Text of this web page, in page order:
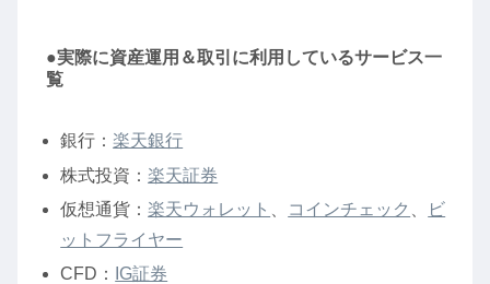
●実際に資産運用＆取引に利用しているサービス一
覧
銀行：楽天銀行
株式投資：楽天証券
仮想通貨：楽天ウォレット コインチェック
ビ
ットフライヤー
CFD：
IG証券